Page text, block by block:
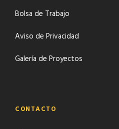
Bolsa de Trabajo
Aviso de Privacidad
Galería de Proyectos
CONTACTO